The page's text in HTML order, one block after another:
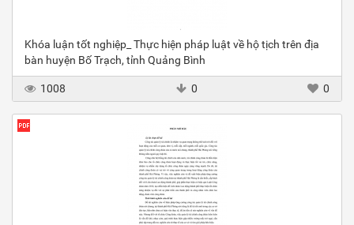
Khóa luận tốt nghiệp_ Thực hiện pháp luật về hộ tịch trên địa
bàn huyện Bố Trạch, tỉnh Quảng Bình
1008 0 0